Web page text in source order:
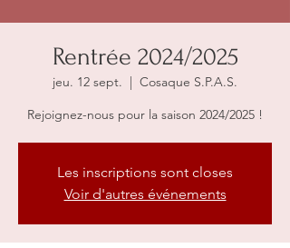
Rentrée 2024/2025
jeu. 12 sept.
  |
Cosaque S.P.A.S.
Rejoignez-nous pour la saison 2024/2025 !
Les inscriptions sont closes
Voir d'autres événements